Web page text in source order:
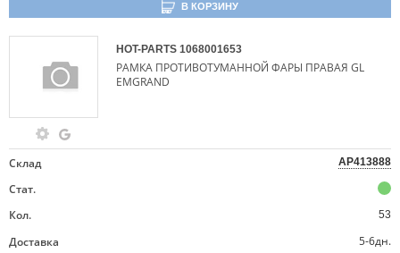
В КОРЗИНУ
HOT-PARTS 1068001653
РАМКА ПРОТИВОТУМАННОЙ ФАРЫ ПРАВАЯ GL
EMGRAND
Склад AP413888
Стат.
Кол.
53
Доставка
5-6дн.